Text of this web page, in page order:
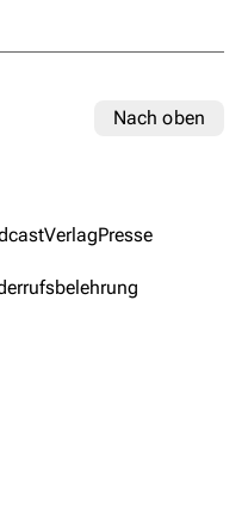
Nach oben
VerlagPresse